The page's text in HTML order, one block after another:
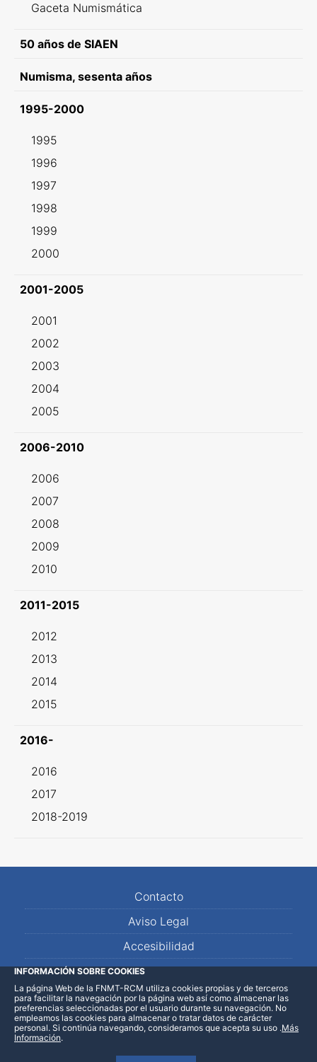
Gaceta Numismática
50 años de SIAEN
Numisma, sesenta años
1995-2000
1995
1996
1997
1998
1999
2000
2001-2005
2001
2002
2003
2004
2005
2006-2010
2006
2007
2008
2009
2010
2011-2015
2012
2013
2014
2015
2016-
2016
2017
2018-2019
Contacto
Aviso Legal
Accesibilidad
Mapa Web
INFORMACIÓN SOBRE COOKIES
La página Web de la FNMT-RCM utiliza cookies propias y de terceros
para facilitar la navegación por la página web así como almacenar las
preferencias seleccionadas por el usuario durante su navegación. No
empleamos las cookies para almacenar o tratar datos de carácter
personal. Si continúa navegando, consideramos que acepta su uso .Más
Información.